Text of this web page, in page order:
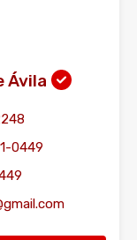
Ávila
0449